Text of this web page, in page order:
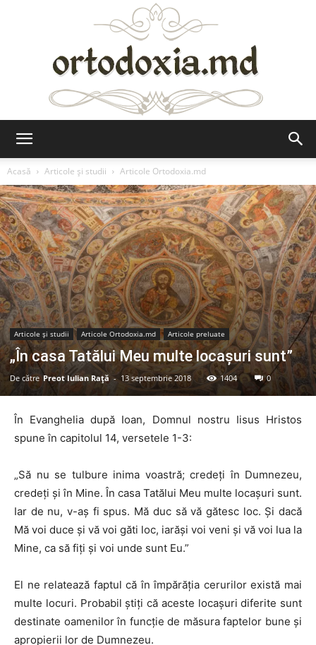
Acasă
Articole şi studii Articole Ortodoxia.md
Articole şi studii Articole Ortodoxia.md Articole preluate
„În casa Tatălui Meu multe locaşuri sunt”
De către Preot Iulian Raţă - 13 septembrie 2018 1404 0
În Evanghelia după Ioan, Domnul nostru Iisus Hristos
spune în capitolul 14, versetele 1-3:
„Să nu se tulbure inima voastră; credeţi în Dumnezeu,
credeţi şi în Mine. În casa Tatălui Meu multe locaşuri sunt.
Iar de nu, v-aş fi spus. Mă duc să vă gătesc loc. Şi dacă
Mă voi duce şi vă voi găti loc, iarăşi voi veni şi vă voi lua la
Mine, ca să fiţi şi voi unde sunt Eu.”
El ne relatează faptul că în împărăția cerurilor există mai
multe locuri. Probabil știți că aceste locașuri diferite sunt
destinate oamenilor în funcție de măsura faptelor bune și
apropierii lor de Dumnezeu.